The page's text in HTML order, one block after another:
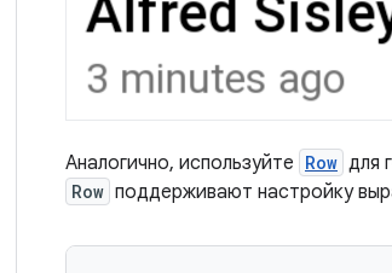
Аналогично, используйте Row для
Row поддерживают настройку